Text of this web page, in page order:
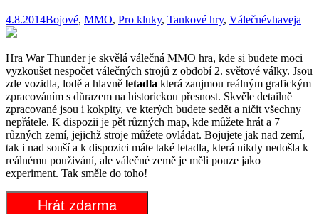
4.8.2014Bojové, MMO, Pro kluky, Tankové hry, Válečnévhaveja
Hra War Thunder je skvělá válečná MMO hra, kde si budete moci
vyzkoušet nespočet válečných strojů z období 2. světové války. Jsou
zde vozidla, lodě a hlavně letadla která zaujmou reálným grafickým
zpracováním s důrazem na historickou přesnost. Skvěle detailně
zpracované jsou i kokpity, ve kterých budete sedět a ničit všechny
nepřátele. K dispozii je pět různých map, kde můžete hrát a 7
různých zemí, jejichž stroje můžete ovládat. Bojujete jak nad zemí,
tak i nad souší a k dispozici máte také letadla, která nikdy nedošla k
reálnému použivání, ale válečné země je měli pouze jako
experiment. Tak směle do toho!
Hrát zdarma